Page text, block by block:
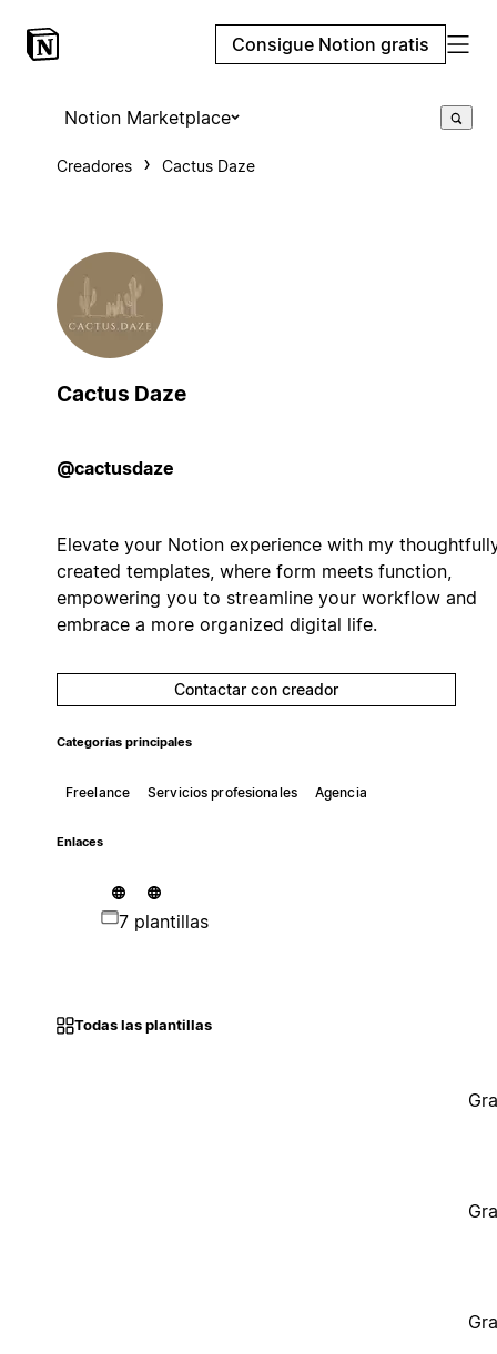
Consigue Notion gratis
Notion Marketplace
Creadores Cactus Daze
Cactus Daze
@cactusdaze
Elevate your Notion experience with my
created templates, where form meets function,
empowering you to streamline your workflow and
embrace a more organized digital life.
Contactar con creador
Categorías principales
Freelance Servicios profesionales Agencia
Enlaces
7 plantillas
Todas las plantillas